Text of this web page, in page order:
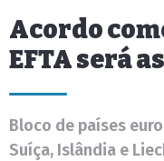
Acordo
EFTA será
Bloco de países
Suíça, Islândia e